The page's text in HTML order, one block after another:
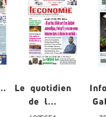
Le quotidien
de l...